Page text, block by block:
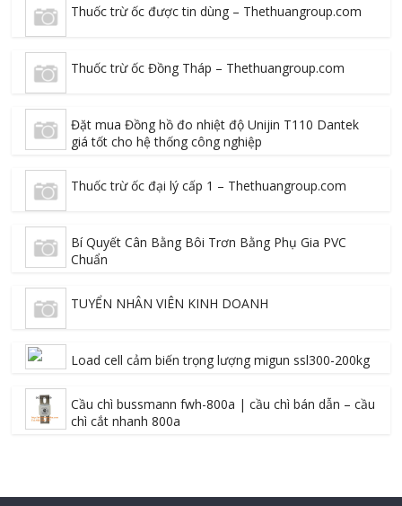
Thuốc trừ ốc được tin dùng – Thethuangroup.com
Thuốc trừ ốc Đồng Tháp – Thethuangroup.com
Đặt mua Đồng hồ đo nhiệt độ Unijin T110 Dantek
giá tốt cho hệ thống công nghiệp
Thuốc trừ ốc đại lý cấp 1 – Thethuangroup.com
Bí Quyết Cân Bằng Bôi Trơn Bằng Phụ Gia PVC
Chuẩn
TUYỂN NHÂN VIÊN KINH DOANH
Load cell cảm biến trọng lượng migun ssl300-200kg
Cầu chì bussmann fwh-800a | cầu chì bán dẫn – cầu
chì cắt nhanh 800a